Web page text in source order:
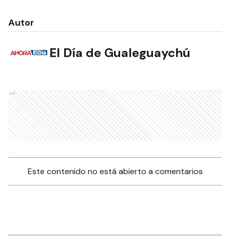
Autor
El Día de Gualeguaychú
Ads
Este contenido no está abierto a comentarios